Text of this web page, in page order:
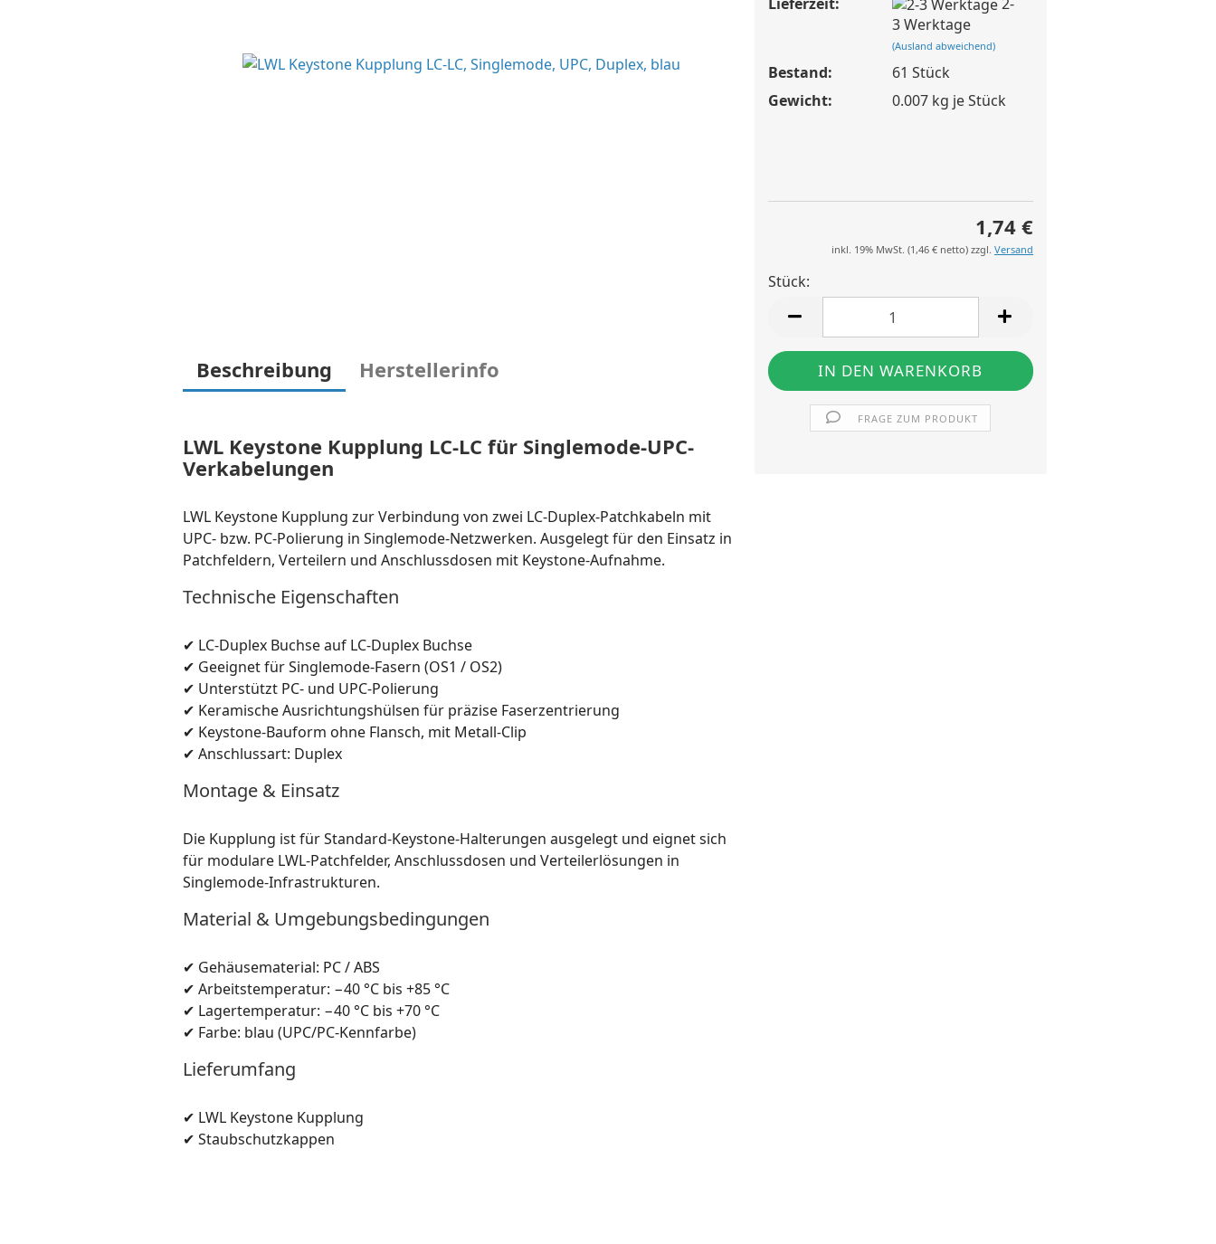
3 Werktage
(Ausland abweichend)
Bestand: 61 Stück
Gewicht:
0.007kg je Stück
1,74 €
inkl. 19% MwSt. (1,46 € netto) zzgl. Versand
Stück:
Stück
FRAGE ZUM PRODUKT
Beschreibung Herstellerinfo
LWL Keystone Kupplung LC-LC für Singlemode-UPC-
Verkabelungen
LWL Keystone Kupplung zur Verbindung von zwei LC-Duplex-Patchkabeln mit
UPC- bzw. PC-Polierung in Singlemode-Netzwerken. Ausgelegt für den Einsatz in
Patchfeldern, Verteilern und Anschlussdosen mit Keystone-Aufnahme.
Technische Eigenschaften
✔ LC-Duplex Buchse auf LC-Duplex Buchse
✔ Geeignet für Singlemode-Fasern (OS1 / OS2)
✔ Unterstützt PC- und UPC-Polierung
✔ Keramische Ausrichtungshülsen für präzise Faserzentrierung
✔ Keystone-Bauform ohne Flansch, mit Metall-Clip
✔ Anschlussart: Duplex
Montage & Einsatz
Die Kupplung ist für Standard-Keystone-Halterungen ausgelegt und eignet sich
für modulare LWL-Patchfelder, Anschlussdosen und Verteilerlösungen in
Singlemode-Infrastrukturen.
Material & Umgebungsbedingungen
✔ Gehäusematerial: PC / ABS
✔ Arbeitstemperatur: −40 °C bis +85 °C
✔ Lagertemperatur: −40 °C bis +70 °C
✔ Farbe: blau (UPC/PC-Kennfarbe)
Lieferumfang
✔ LWL Keystone Kupplung
✔ Staubschutzkappen